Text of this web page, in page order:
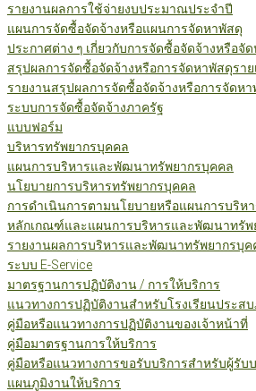
รายงานผลการใช้จ่ายงบประมาณประจำปี
แผนการจัดซื้อจัดจ้างหรือแผนการจัดหาพัสดุ
ประกาศต่าง ๆ เกี่ยวกับการจัดซื้อจัดจ้างหรือจั
สรุปผลการจัดซื้อจัดจ้างหรือการจัดหาพัสดุรา
รายงานสรุปผลการจัดซื้อจัดจ้างหรือการจัดห
ระบบการจัดซื้อจัดจ้างภาครัฐ
แบบฟอร์ม
บริหารทรัพยากรบุคคล
แผนการบริหารและพัฒนาทรัพยากรบุคคล
นโยบายการบริหารทรัพยากรบุคคล
การดำเนินการตามนโยบายหรือแผนการบริห
หลักเกณฑ์และแผนการบริหารและพัฒนาทรัพ
รายงานผลการบริหารและพัฒนาทรัพยากรบุ
ระบบ E-Service
มาตรฐานการปฏิบัติงาน / การให้บริการ
แนวทางการปฏิบัติงานสำหรับโรงเรียนประส
คู่มือหรือแนวทางการปฏิบัติงานของเจ้าหน้าที่
คู่มือมาตรฐานการให้บริการ
คู่มือหรือแนวทางการขอรับบริการสำหรับผู้รับ
แผนภูมิงานให้บริการ